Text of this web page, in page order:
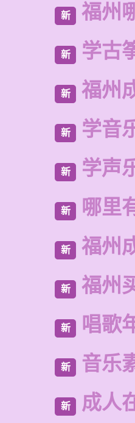
新 福州
新 学古
新 福州
新 学音
新 学声
新 哪里
新 福州
新 福州
新 唱歌
新 音乐
新 成人